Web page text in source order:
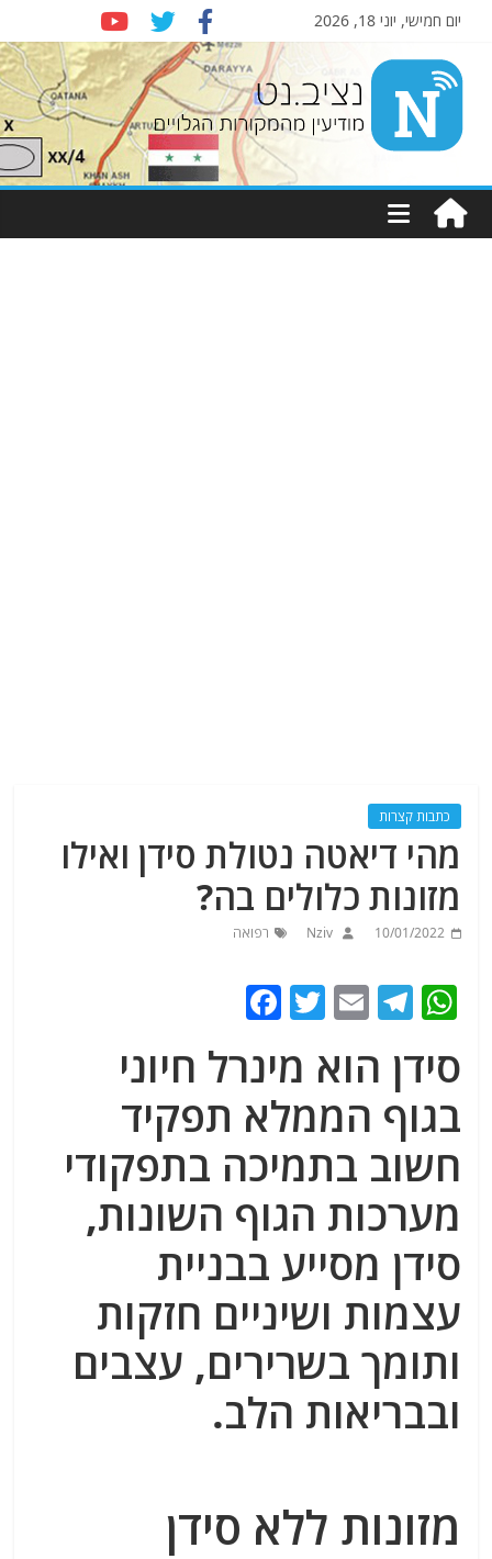
יום חמישי, יוני 18, 2026
Nziv.net
מודיעין
מהמקורות
כתבות קצרות
מהי דיאטה נטולת סידן ואילו
מזונות כלולים בה?
10/01/2022
Nziv רפואה
W
at
s
A
p
p
T
e
g
ra
m
E
ai
l
T
itt
er
c
e
b
o
o
k
סידן הוא מינרל חיוני
בגוף הממלא תפקיד
חשוב בתמיכה בתפקודי
מערכות הגוף השונות,
סידן מסייע בבניית
עצמות ושיניים חזקות
ותומך בשרירים, עצבים
ובבריאות הלב.
מזונות ללא סידן